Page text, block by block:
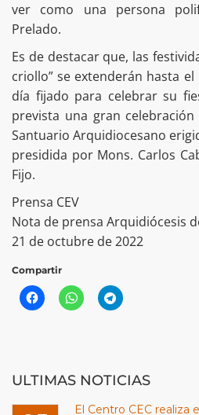
ver como una persona
Prelado.
Es de destacar que, las
criollo” se extenderán hasta
día fijado para celebrar su
prevista una gran
Santuario Arquidiocesano
presidida por Mons. Carlos
Fijo.
Prensa CEV
Nota de prensa Arquidiócesis
21 de octubre de 2022
Compartir
ULTIMAS NOTICIAS
El Centro CEC realiza